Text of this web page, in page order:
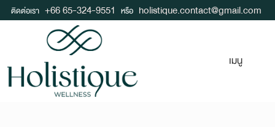
ติดต่อเรา +66 65-324-9551 หรือ holistique.contact@gmail.com
เมนู